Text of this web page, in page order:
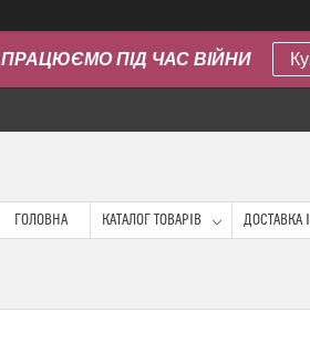
ПРАЦЮЄМО ПІД ЧАС ВІЙНИ
ГОЛОВНА КАТАЛОГ ТОВАРІВ ДОСТАВКА